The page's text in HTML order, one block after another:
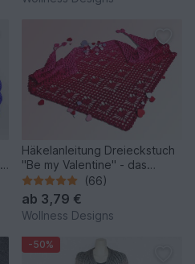
Häkelanleitung Dreieckstuch
"Be my Valentine" - das
Original!
(66)
ab 3,79 €
Wollness Designs
-50%